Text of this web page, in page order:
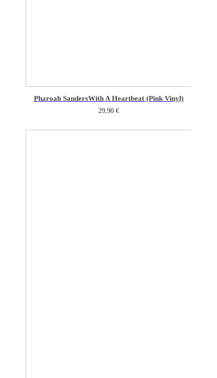
Pharoah SandersWith A Heartbeat (Pink Vinyl)
29,90 €